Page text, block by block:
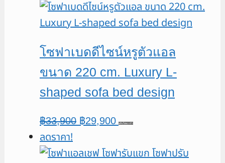
was:
฿34,900.
is:
฿29,900.
โซฟาเบดดีไซน์หรูตัวแอล
ขนาด 220 cm. Luxury L-
shaped sofa bed design
฿33,900 Original
was:
฿29,900Current
is:
หยิบใส่ตะกร้า
ลดราคา!